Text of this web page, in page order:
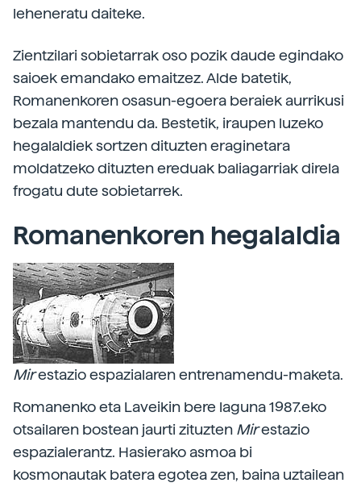
leheneratu daiteke.
Zientzilari sobietarrak oso pozik daude egindako
saioek emandako emaitzez. Alde batetik,
Romanenkoren osasun-egoera beraiek aurrikusi
bezala mantendu da. Bestetik, iraupen luzeko
hegalaldiek sortzen dituzten eraginetara
moldatzeko dituzten ereduak baliagarriak direla
frogatu dute sobietarrek.
Romanenkoren hegalaldia
Mirestazio espazialaren entrenamendu-maketa.
Romanenko eta Laveikin bere laguna 1987.eko
otsailaren bostean jaurti zituzten Mirestazio
espazialerantz. Hasierako asmoa bi
kosmonautak batera egotea zen, baina uztailean